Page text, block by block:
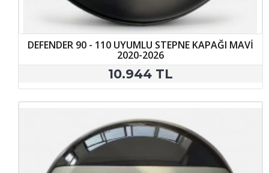
DEFENDER 90 - 110 UYUMLU STEPNE KAPAĞI MAVİ
2020-2026
10.944 TL